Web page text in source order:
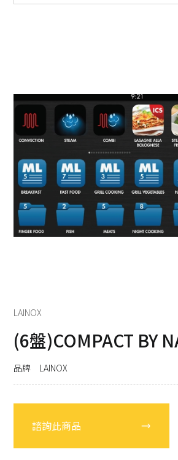
RATIONAL
LAINOX
發酵箱
電熱熱風爐
果汁機/食物調理機
汽泡水機
低溫烹調機
切菜機
真空包裝機
霜淇淋機
半自動咖啡機
磨豆機
LAINOX
(6盤)COMPACT BY
品牌 LAINOX
諮詢此商品